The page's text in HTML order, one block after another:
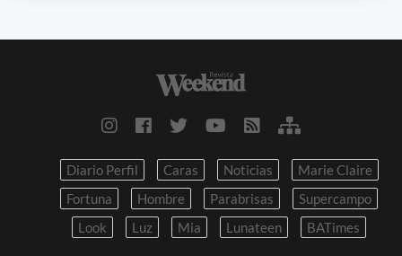
Diario Perfil Caras Noticias
Marie Claire
Fortuna
Hombre Parabrisas
Supercampo
Look
Luz Mia Lunateen BATimes